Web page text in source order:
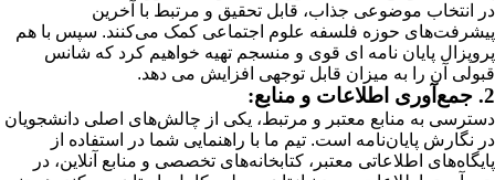
در انتخاب موضوعی جذاب، قابل تحقیق و مرتبط با آخرین
پیشرفت‌های حوزه فلسفه علوم اجتماعی کمک می‌کنند. سپس با هم
پروپزال پایان نامه ای قوی و منسجم تهیه خواهیم کرد که شانس
قبولی آن را به میزان قابل توجهی افزایش می دهد.
2. جمع‌آوری اطلاعات و منابع:
دسترسی به منابع معتبر و مرتبط، یکی از چالش‌های اصلی دانشجویان
در نگارش پایان‌نامه است. تیم ما با راهنمایی شما در استفاده از
پایگاه‌های اطلاعاتی معتبر، کتابخانه‌های تخصصی و منابع آنلاین، در